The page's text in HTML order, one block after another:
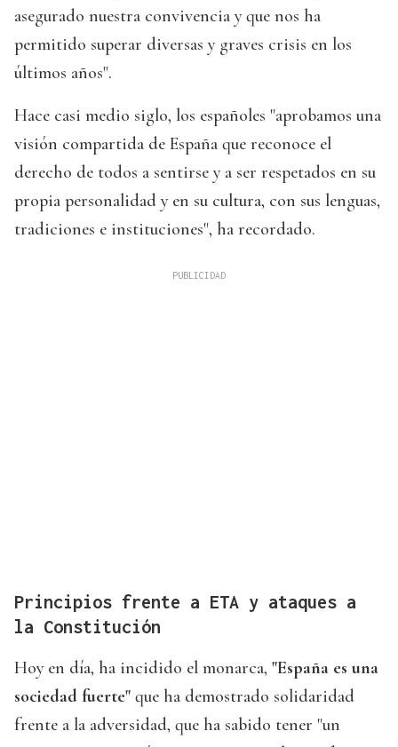
asegurado nuestra convivencia y que nos ha
permitido superar diversas y graves crisis en los
últimos años".
Hace casi medio siglo, los españoles "aprobamos una
visión compartida de España que reconoce el
derecho de todos a sentirse y a ser respetados en su
propia personalidad y en su cultura, con sus lenguas,
tradiciones e instituciones", ha recordado.
Principios frente a ETA y ataques a
la Constitución
Hoy en día, ha incidido el monarca, "España es una
sociedad fuerte" que ha demostrado solidaridad
frente a la adversidad, que ha sabido tener "un